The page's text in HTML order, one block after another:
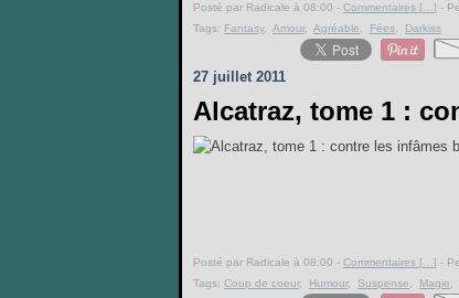
Posté par Radicale à 08:00 - Commentaires [ ] -
Tags: Fantasy, Amour, Agréable Fées Darkiss
27 juillet 2011
Alcatraz, tome 1 :
Posté par Radicale à 08:00 - Commentaires [ ] -
Tags: Coup de coeur, Humour, Suspense Magie